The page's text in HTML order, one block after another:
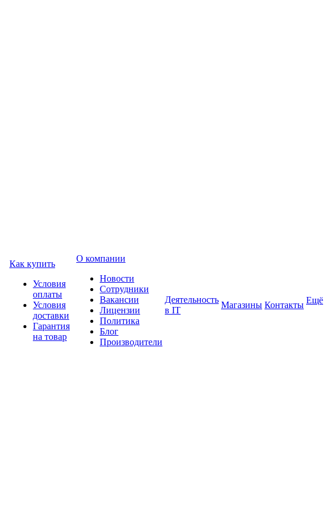
Как купить
Условия
оплаты
Условия
доставки
Гарантия
на товар
О компании
Новости
Сотрудники
Вакансии
Лицензии
Политика
Блог
Производители
Деятельность
в IT
Магазины Контакты Ещё